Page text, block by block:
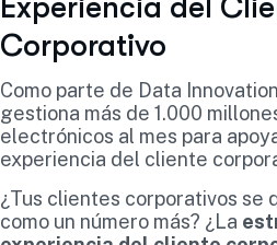
Experiencia del
Corporativo
Como parte de Data
gestiona más de 1.000
electrónicos al mes para
experiencia del cliente
¿Tus clientes corporativos se
como un número más? ¿La